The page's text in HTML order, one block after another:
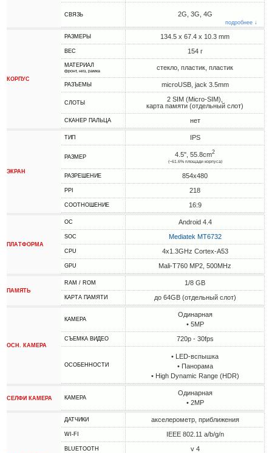
СВЯЗЬ 2G, 3G, 4G
подробнее ↓
КОРПУС
РАЗМЕРЫ 134.5 x 67.4 x 10.3 mm
ВЕС 154 г
МАТЕРИАЛ
фронт, низ, рамка стекло, пластик, пластик
РАЗЪЕМЫ microUSB, jack 3.5mm
СЛОТЫ
2 SIM (Micro-SIM),
карта памяти (отдельный слот)
СКАНЕР ПАЛЬЦА нет
ЭКРАН
ТИП IPS
РАЗМЕР 4.5", 55.8cm2
(~61.6% площади корпуса)
РАЗРЕШЕНИЕ 854x480
PPI 218
СООТНОШЕНИЕ 16:9
ПЛАТФОРМА
ОС Android 4.4
SOC Mediatek MT6732
CPU 4x1.3GHz Cortex-A53
GPU Mali-T760 MP2, 500MHz
ПАМЯТЬ
RAM / ROM 1/8 GB
КАРТА ПАМЯТИ до 64GB (отдельный слот)
ОСН. КАМЕРА
КАМЕРА
Одинарная
• 5MP
СЪЕМКА ВИДЕО 720p - 30fps
ОСОБЕННОСТИ
• LED-вспышка
• Панорама
• High Dynamic Range (HDR)
СЕЛФИ КАМЕРА КАМЕРА
Одинарная
• 2MP
ДАТЧИКИ акселерометр, приближения
WI-FI IEEE 802.11 a/b/g/n
BLUETOOTH v 4